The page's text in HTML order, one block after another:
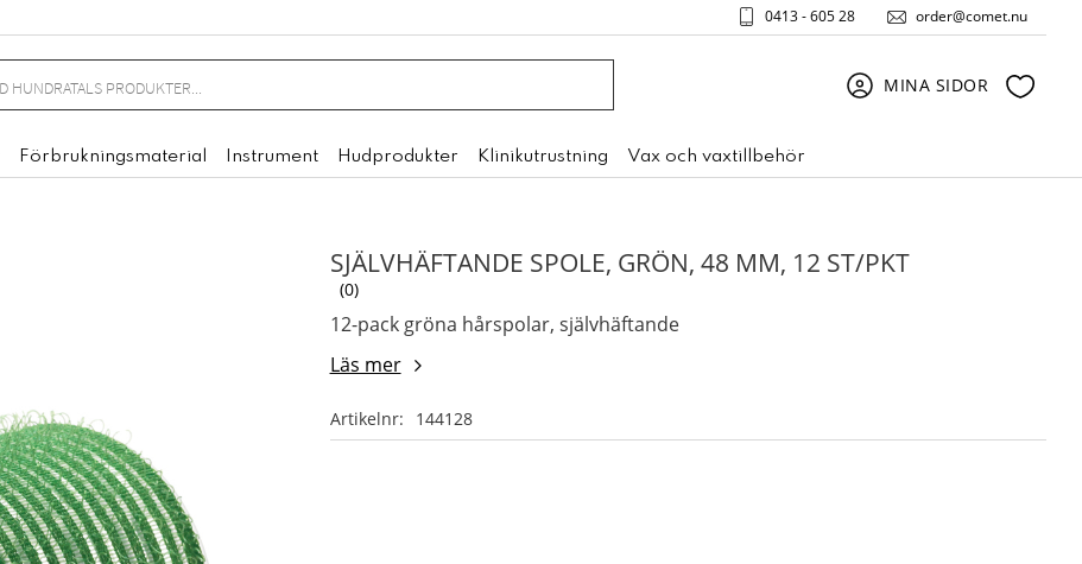
0413 - 605 28 order@comet.nu
MINA SIDOR
Förbrukningsmaterial Instrument Hudprodukter Klinikutrustning Vax och vaxtillbehör
SJÄLVHÄFTANDE SPOLE, GRÖN, 48 MM, 12 ST/PKT
0
12-pack gröna hårspolar, självhäftande
Läs mer
Artikelnr 144128